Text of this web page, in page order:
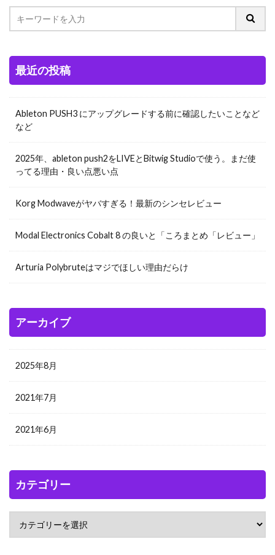
最近の投稿
Ableton PUSH3 にアップグレードする前に確認したいことなど
など
2025年、ableton push2をLIVEとBitwig Studioで使う。まだ使
ってる理由・良い点悪い点
Korg Modwaveがヤバすぎる！最新のシンセレビュー
Modal Electronics Cobalt 8 の良いと「ころまとめ「レビュー」
Arturia Polybruteはマジでほしい理由だらけ
アーカイブ
2025年8月
2021年7月
2021年6月
カテゴリー